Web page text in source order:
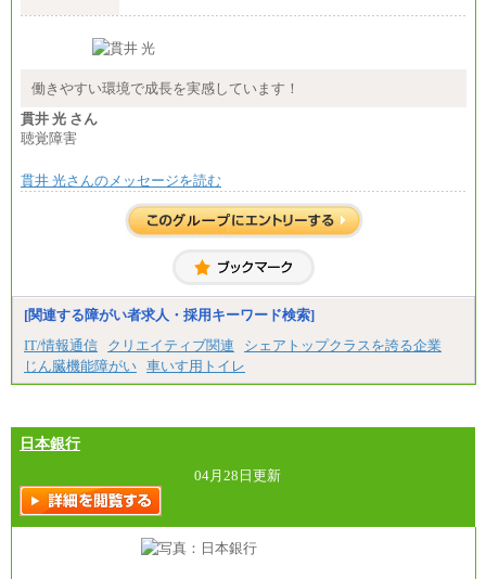
総合職 月給208,000～235,000円
※詳細はJTBキャリアサイトよりご確認ください。
総合職 月給220,000～230,000円＋地域間調整給
整給
※詳細はJTBキャリアサイトよりご確認ください。
■(株)JTBコミュニケーションデザイン
総合職 月給230,000円
みなし残業手当：20,000円（一律支給）※みなし
残業手当の残業時間は10.43時間。
間に応じて、時間外手当等を支給。
エリアサポート職 月給188,000円
訪日事業職 月給202,000～227,000円＋地域間調整
給
※詳細はJTBキャリアサイトよりご確認ください。
■(株)JTBビジネストランスフォーム
総合職 月給205,000～225,000円＋地域間調整給
働きやすい環境で成長を実感しています！
貫井 光 さん
聴覚障害
貫井 光さんのメッセージを読む
[関連する障がい者求人・採用キーワード検索]
IT/情報通信
クリエイティブ関連
シェアトップクラスを誇る企業
じん臓機能障がい 車いす用トイレ
日本銀行
04月28日更新